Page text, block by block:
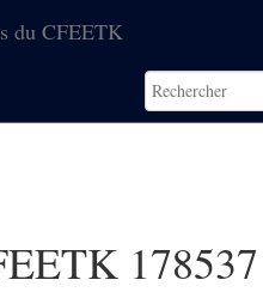
du CFEETK
178537